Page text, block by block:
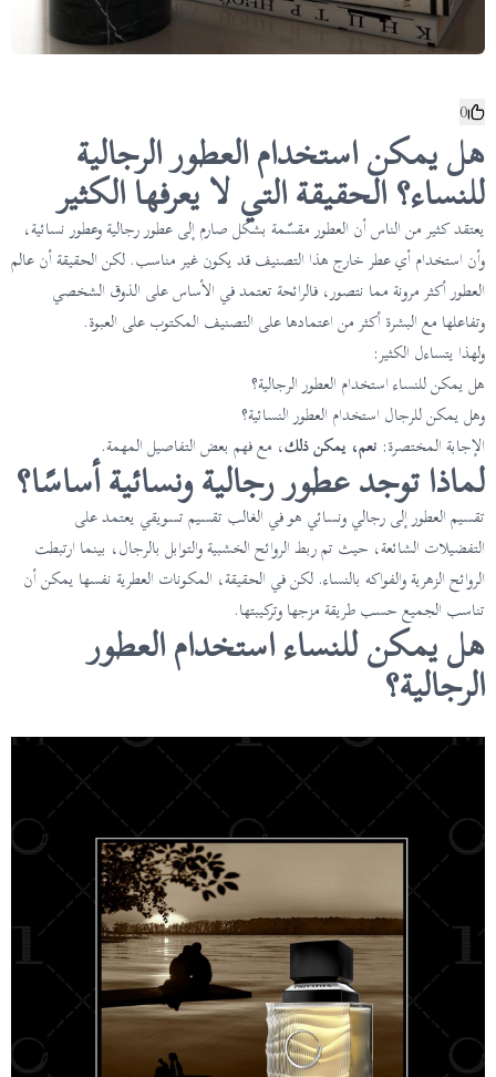
0
هل يمكن استخدام العطور الرجالية
للنساء؟ الحقيقة التي لا يعرفها الكثير
يعتقد كثير من الناس أن العطور مقسّمة بشكل صارم إلى عطور رجالية وعطور نسائية،
وأن استخدام أي عطر خارج هذا التصنيف قد يكون غير مناسب. لكن الحقيقة أن عالم
العطور أكثر مرونة مما نتصور، فالرائحة تعتمد في الأساس على الذوق الشخصي
وتفاعلها مع البشرة أكثر من اعتمادها على التصنيف المكتوب على العبوة.
ولهذا يتساءل الكثير:
هل يمكن للنساء استخدام العطور الرجالية؟
وهل يمكن للرجال استخدام العطور النسائية؟
الإجابة المختصرة: نعم، يمكن ذلك، مع فهم بعض التفاصيل المهمة.
لماذا توجد عطور رجالية ونسائية أساسًا؟
تقسيم العطور إلى رجالي ونسائي هو في الغالب تقسيم تسويقي يعتمد على
التفضيلات الشائعة، حيث تم ربط الروائح الخشبية والتوابل بالرجال، بينما ارتبطت
الروائح الزهرية والفواكه بالنساء. لكن في الحقيقة، المكونات العطرية نفسها يمكن أن
تناسب الجميع حسب طريقة مزجها وتركيبتها.
هل يمكن للنساء استخدام العطور
الرجالية؟